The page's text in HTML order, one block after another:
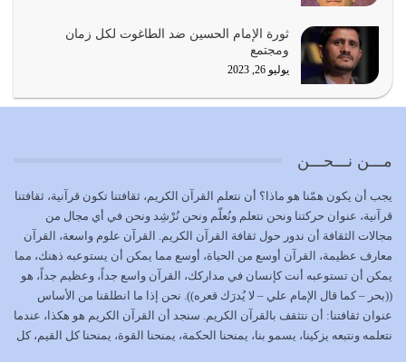
كل زمان…
يوليو 19, 2026
الوظيفة عبارة عن مسؤولية يجب النهوض بها كما ينبغي لكي
وَالْمُنْفِقِينَ…
يوليو 17, 2026
الاعتصام بحبل الله أمر إلهي للمؤمنين وهو بمثابة سبب بينهم
وبين الله يترتب عليه النصر…
يوليو 16, 2026
إما أن نحاول أن نكون من أولياء الله فيتم على أيدينا ضرب
ثورة الإمام الحسين ضد الطاغوت لكل زمان
ومجتمع
يوليو 26, 2023
مـــن نـــحـــن
يجب أن يكون همّنا هو ماذا؟ أن نتعلم القرآن الكريم، ثقافتنا تكون قرآنية، ثقافتنا
قرآنية، عنوان حركتنا ونحن نتعلم ونُعلّم ونحن نُرْشِد ونحن في أي مجال من
مجالات الثقافة أن ندور حول ثقافة القرآن الكريم. القرآن علوم واسعة، القرآن
معارف عظيمة، القرآن أوسع من الحياة، أوسع مما يمكن أن يستوعبه ذهنك، مما
يمكن أن تستوعبه أنت كإنسان في مداركك، القرآن واسع جداً، وعظيم جداً، هو
((بحر – كما قال الإمام علي – لا يُدرَك قعره)). نحن إذا ما انطلقنا من الأساس
عنوان ثقافتنا: أن نتثقف بالقرآن الكريم. سنجد أن القرآن الكريم هو هكذا، عندما
نتعلمه ونتبعه يزكينا، يسمو بنا، يمنحنا الحكمة، يمنحنا القوة، يمنحنا كل القيم، كل